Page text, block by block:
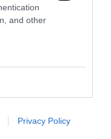
and other
Privacy Policy